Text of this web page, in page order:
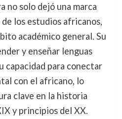
no solo dejó una marca
los estudios africanos,
académico general. Su
y enseñar lenguas
capacidad para conectar
con el africano, lo
clave en la historia
y principios del XX.